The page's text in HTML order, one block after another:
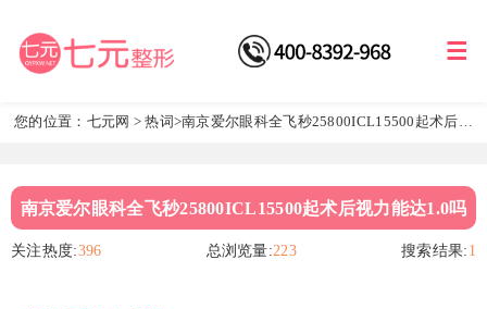
您的位置： 七元网 >热词 >南京爱尔眼科全飞秒25800ICL15500起术后视
南京爱尔眼科全飞秒25800ICL15500起术后视力能达1.0吗
关注热度:396 总浏览量:223 搜索结果: 1